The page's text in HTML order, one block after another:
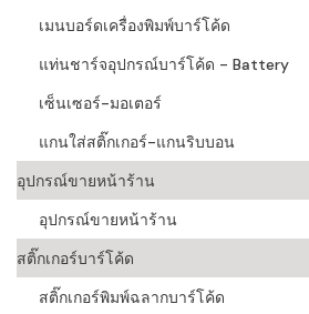
เมนบอร์ดเครื่องพิมพ์บาร์โค้ด
แท่นชาร์จอุปกรณ์บาร์โค้ด - Battery
เซ็นเซอร์-มอเตอร์
แกนใส่สติ๊กเกอร์-แกนริบบอน
อุปกรณ์ขายหน้าร้าน
อุปกรณ์ขายหน้าร้าน
สติ๊กเกอร์บาร์โค้ด
สติ๊กเกอร์พิมพ์ฉลากบาร์โค้ด